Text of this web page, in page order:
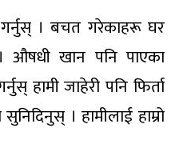
गर्नुस् । बचत गरेकाहरू घर
खान पनि पाएका
हामी जाहेरी पनि फिर्ता
। हामीलाई हाम्रो